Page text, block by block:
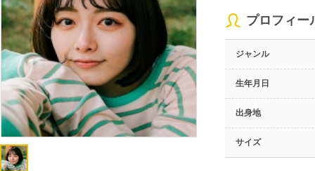
プロフィー
ジャンル
生年月日
出身地
サイズ